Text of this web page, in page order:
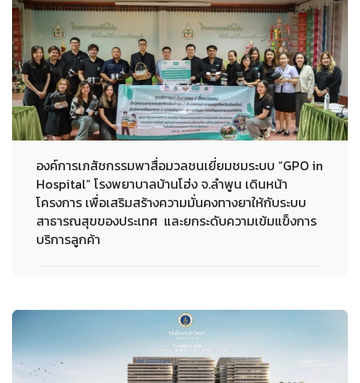
องค์การเภสัชกรรมพาสื่อมวลชนเยี่ยมชมระบบ “GPO in
Hospital” โรงพยาบาลบ้านโฮ่ง จ.ลำพูน เดินหน้า
โครงการ เพื่อเสริมสร้างความมั่นคงทางยาให้กับระบบ
สาธารณสุขของประเทศ และยกระดับความเข้มแข็งการ
บริการลูกค้า